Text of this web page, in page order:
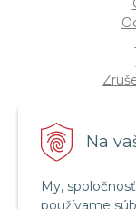
Na
My,
používame